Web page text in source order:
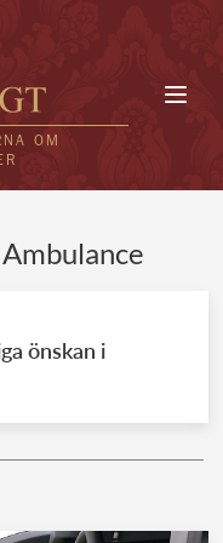
OM
önskan i